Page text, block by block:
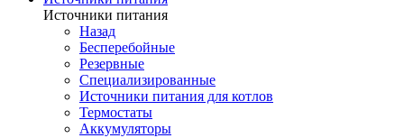
Источники питания
Назад
Бесперебойные
Резервные
Специализированные
Источники питания для котлов
Термостаты
Аккумуляторы